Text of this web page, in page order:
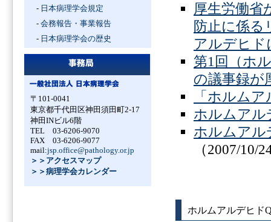
- 日本病理学会規定
- 会務報告・事業報告
- 日本病理学会の歴史
〒101-0041
東京都千代田区神田須田町2-17
神田INビル6階
TEL 03-6206-9070
FAX 03-6206-9077
mail:jsp.office@pathology.or.jp
＞＞アクセスマップ
＞＞病理学会カレンダー
厚生労働省
防止に係る
アルデヒド
第1回（ホ
の議事録が
「ホルム
ホルムアル
ホルムアル
（2007/10/
ホルムアルデヒド